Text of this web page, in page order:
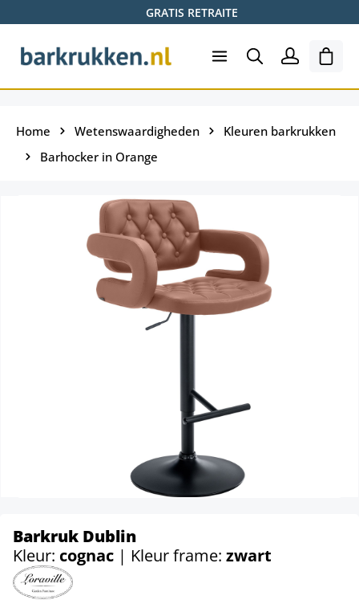
GRATIS RETRAITE
Home Wetenswaardigheden
Kleuren barkrukken
Barhocker in Orange
Barkruk Dublin
Kleur: cognac | Kleur frame: zwart